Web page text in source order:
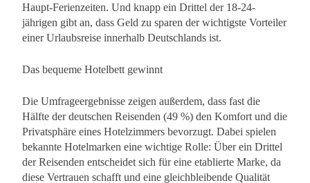
Haupt-Ferienzeiten. Und knapp ein Drittel der 18-24-
jährigen gibt an, dass Geld zu sparen der wichtigste Vorteiler
einer Urlaubsreise innerhalb Deutschlands ist.
Das bequeme Hotelbett gewinnt
Die Umfrageergebnisse zeigen außerdem, dass fast die
Hälfte der deutschen Reisenden (49 %) den Komfort und die
Privatsphäre eines Hotelzimmers bevorzugt. Dabei spielen
bekannte Hotelmarken eine wichtige Rolle: Über ein Drittel
der Reisenden entscheidet sich für eine etablierte Marke, da
diese Vertrauen schafft und eine gleichbleibende Qualität